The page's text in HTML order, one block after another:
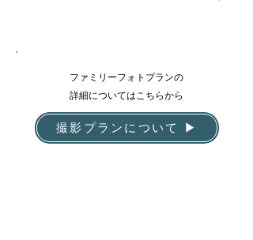
ファミリーフォトプランの
​詳細についてはこちらから
撮影プランについて ▶